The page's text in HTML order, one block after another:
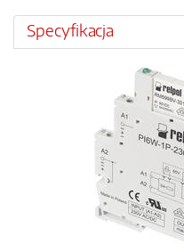
Specyfikacja